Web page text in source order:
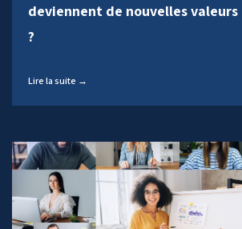
deviennent de nouvelles
?
Lire la suite →